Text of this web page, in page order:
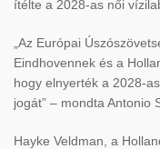
ítélte a 2028-as női
„Az Európai
Eindhovennek és a
hogy elnyerték a 2028-
jogát” – mondta Antonio
Hayke Veldman, a